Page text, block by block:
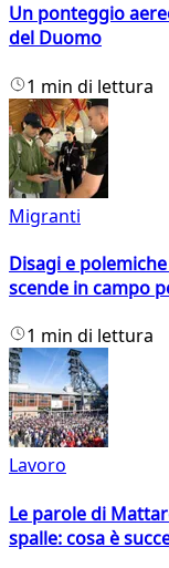
Un ponteggio
del Duomo
1 min di lettura
Migranti
Disagi e
scende in campo
1 min di lettura
Lavoro
Le parole di
spalle: cosa è